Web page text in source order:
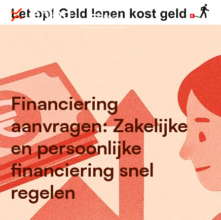
Menu
Financiering
aanvragen: Zakelijke
en persoonlijke
financiering snel
regelen